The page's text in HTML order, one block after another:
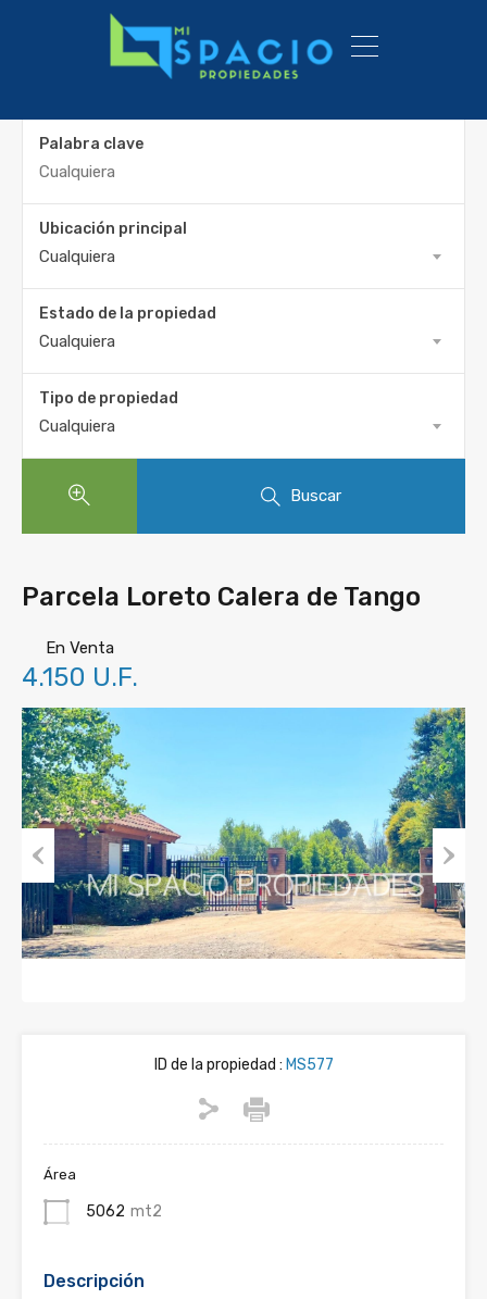
Palabra clave
Ubicación principal
Cualquiera
Estado de la propiedad
Cualquiera
Tipo de propiedad
Cualquiera
Buscar
Parcela Loreto Calera de Tango
En Venta
4.150 U.F.
Prev
ious
Nex
t
ID de la propiedad : MS577
Área
5062 mt2
Descripción